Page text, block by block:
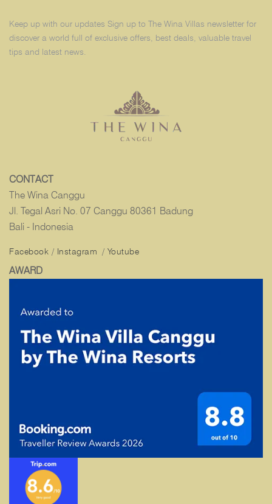
Keep up with our updates Sign up to The Wina Villas newsletter for
discover a world full of exclusive offers, best deals, valuable travel
tips and latest news.
CONTACT
The Wina Canggu
Jl. Tegal Asri No. 07 Canggu 80361 Badung
Bali - Indonesia
Facebook / Instagram / Youtube
AWARD